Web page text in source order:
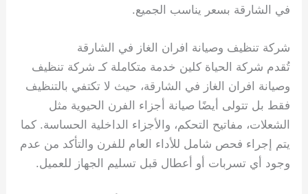
في الشارقة بسعر يناسب الجميع.
شركة تنظيف وصيانة افران الغاز في الشارقة
تُقدم شركة الحياة كلين خدمة متكاملة كـ شركة تنظيف
وصيانة افران الغاز في الشارقة، حيث لا تكتفي بالتنظيف
فقط بل تتولى أيضًا صيانة أجزاء الفرن الحيوية مثل
الشعلات، مفاتيح التحكم، والأجزاء الداخلية الحساسة. كما
يتم إجراء فحص شامل للأداء العام للفرن والتأكد من عدم
وجود أي تسربات أو أعطال قبل تسليم الجهاز للعميل.